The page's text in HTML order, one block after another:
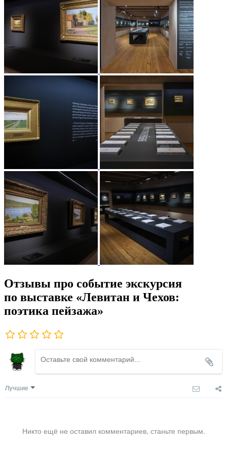
Отзывы про событие экскурсия
по выставке «Левитан и Чехов:
поэтика пейзажа»
Лучшие
Никто ещё не оставил комментариев, станьте первым.